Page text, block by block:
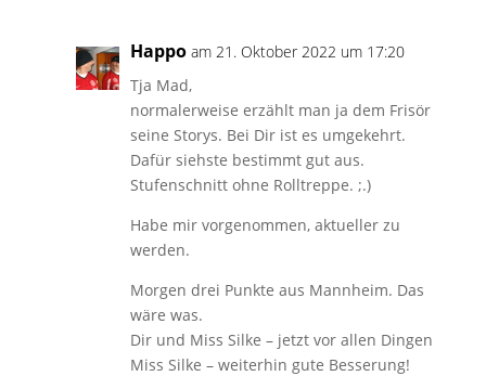
Happo am 21. Oktober 2022 um 17:20
Tja Mad,
normalerweise erzählt man ja dem Frisör
seine Storys. Bei Dir ist es umgekehrt.
Dafür siehste bestimmt gut aus.
Stufenschnitt ohne Rolltreppe. ;.)
Habe mir vorgenommen, aktueller zu
werden.
Morgen drei Punkte aus Mannheim. Das
wäre was.
Dir und Miss Silke – jetzt vor allen Dingen
Miss Silke – weiterhin gute Besserung!